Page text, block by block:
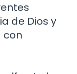
de Dios y
con